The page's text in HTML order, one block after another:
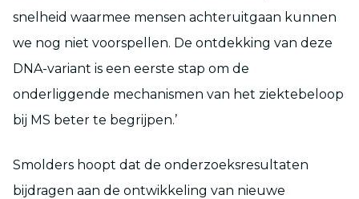
snelheid waarmee mensen achteruitgaan kunnen
we nog niet voorspellen. De ontdekking van deze
DNA-variant is een eerste stap om de
onderliggende mechanismen van het ziektebeloop
bij MS beter te begrijpen.’
Smolders hoopt dat de onderzoeksresultaten
bijdragen aan de ontwikkeling van nieuwe